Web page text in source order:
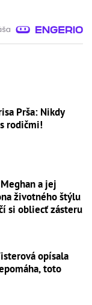
Prša: Nikdy
rodičmi!
a jej
životného štýlu
si obliecť zásteru
opísala
toto